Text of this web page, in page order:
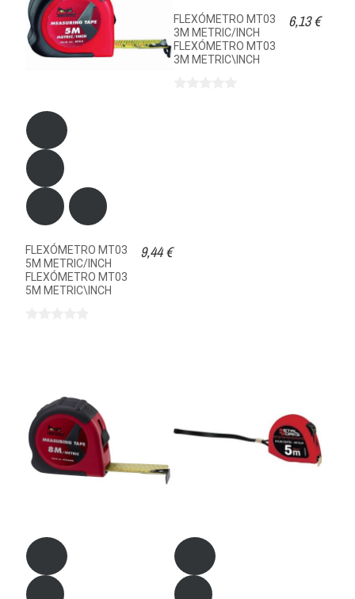
FLEXÓMETRO MT03
5M METRIC/INCH
FLEXÓMETRO MT03
5M METRIC\INCH
9,44 €
FLEXÓMETRO MT03
3M METRIC/INCH
FLEXÓMETRO MT03
3M METRIC\INCH
6,13 €